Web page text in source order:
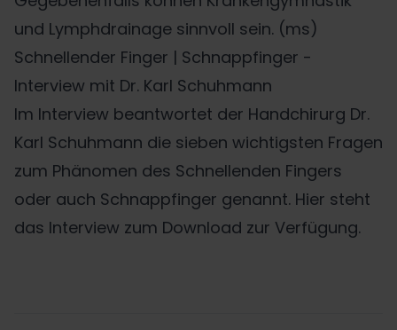
und Lymphdrainage sinnvoll sein. (ms)
Schnellender Finger | Schnappfinger -
Interview mit Dr. Karl Schuhmann
Im Interview beantwortet der Handchirurg Dr.
Karl Schuhmann die sieben wichtigsten Fragen
zum Phänomen des Schnellenden Fingers
oder auch Schnappfinger genannt. Hier steht
das Interview zum Download zur Verfügung.